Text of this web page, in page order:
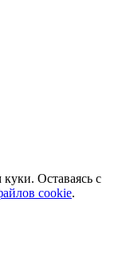
Оставаясь с
cookie.